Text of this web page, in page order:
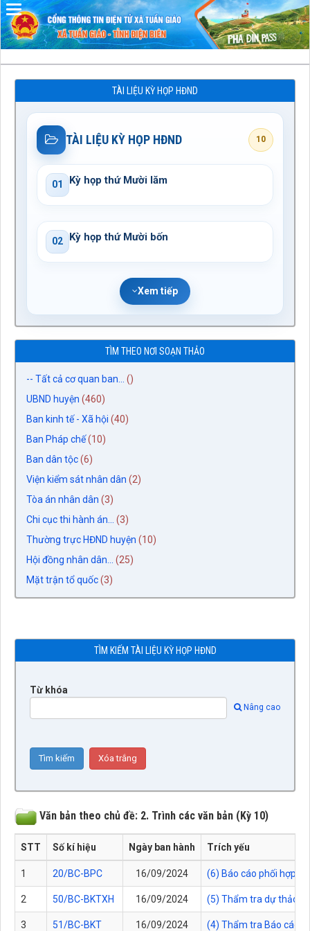
TÀI LIỆU KỲ HỌP HĐND
TÀI LIỆU KỲ HỌP HĐND 10
01 Kỳ họp thứ Mười lăm
02 Kỳ họp thứ Mười bốn
Xem tiếp
TÌM THEO NƠI SOẠN THẢO
-- Tất cả cơ quan ban...
()
UBND huyện (460)
Ban kinh tế - Xã hội (40)
Ban Pháp chế(10)
Ban dân tộc(6)
Viện kiểm sát nhân dân (2)
Tòa án nhân dân (3)
Chi cục thi hành án...
(3)
Thường trực HĐND huyện (10)
Hội đồng nhân dân...
(25)
Mặt trận tổ quốc(3)
TÌM KIẾM TÀI LIỆU KỲ HỌP HĐND
Từ khóa
Nâng cao
Văn bản theo chủ đề: 2. Trình các văn bản (Kỳ 10)
STT Số kí hiệu Ngày ban hành Trích yếu
1 20/BC-BPC 16/09/2024 (6) Báo cáo phối hợp
2 50/BC-BKTXH 16/09/2024 (5) Thẩm tra dự thảo
3 51/BC-BKT 16/09/2024 (4) Thẩm tra Báo cáo
Đã kết nối EMC